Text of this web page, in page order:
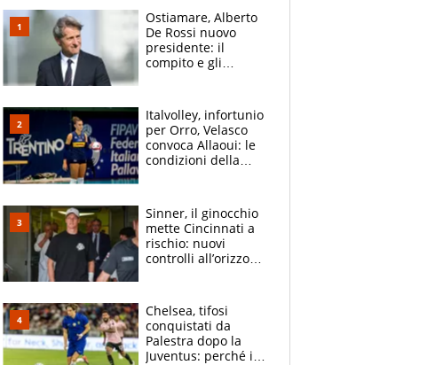
Ostiamare, Alberto
De Rossi nuovo
presidente: il
compito e gli
Italvolley, infortunio
per Orro, Velasco
convoca Allaoui: le
condizioni della
Sinner, il ginocchio
mette Cincinnati a
rischio: nuovi
controlli all’orizzonte
Open
Chelsea, tifosi
conquistati da
Palestra dopo la
Juventus: perché i